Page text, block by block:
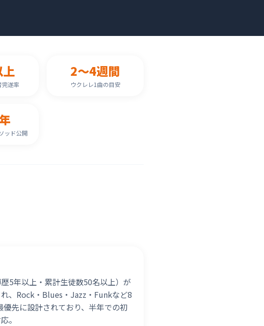
完遂率
2〜4週間
ウクレレ1曲の目安
ッド公開
5年以上・累計生徒数50名以上）が
、Rock・Blues・Jazz・Funkなど8
先に設計されており、半年での初
。